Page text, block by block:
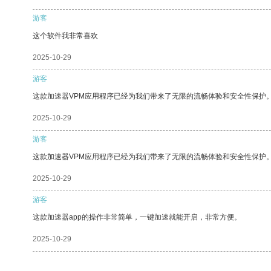
游客
这个软件我非常喜欢
2025-10-29
游客
这款加速器VPM应用程序已经为我们带来了无限的流畅体验和安全性保护
2025-10-29
游客
这款加速器VPM应用程序已经为我们带来了无限的流畅体验和安全性保护
2025-10-29
游客
这款加速器app的操作非常简单，一键加速就能开启，非常方便。
2025-10-29